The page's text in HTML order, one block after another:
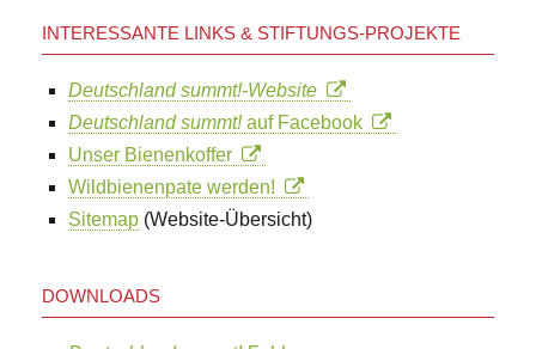
INTERESSANTE LINKS & STIFTUNGS-PROJEKTE
Deutschland summt!-Website
Deutschland summt!auf Facebook
Unser Bienenkoffer
Wildbienenpate werden!
Sitemap (Website-Übersicht)
DOWNLOADS